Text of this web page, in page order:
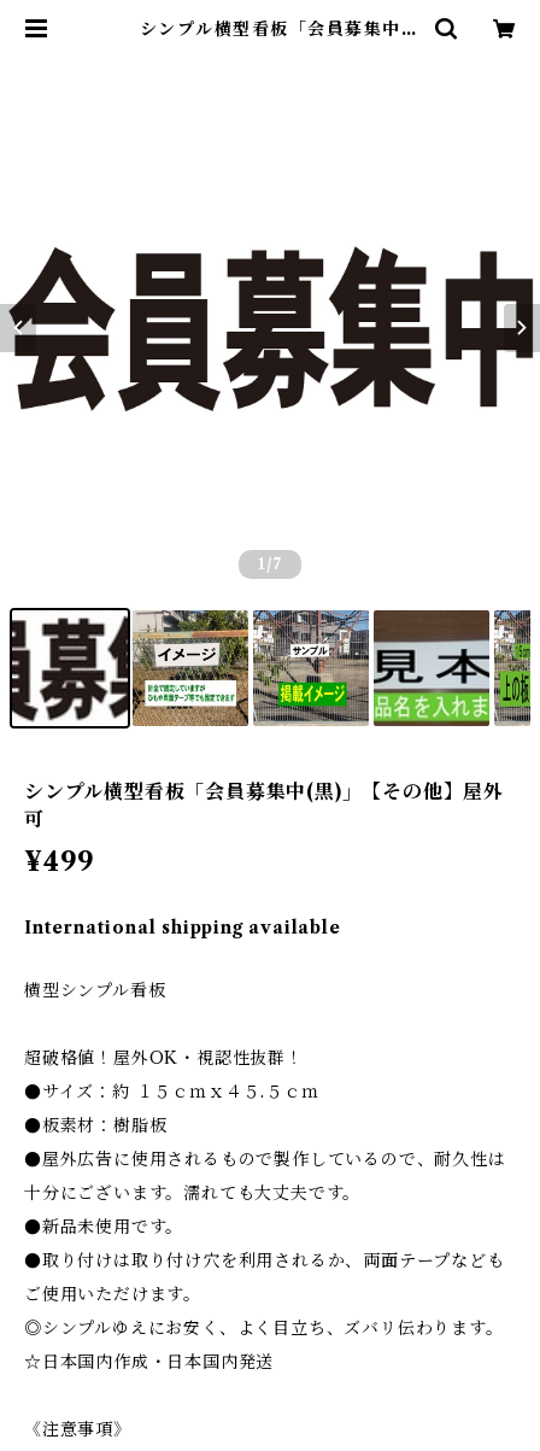
シンプル横型看板「会員募集中
1 /7
シンプル横型看板「会員募集中(黒)」【その他】屋外
可
¥499
International shipping available
横型シンプル看板
超破格値！屋外OK・視認性抜群！
●サイズ：約 １５ｃｍｘ４５.５ｃｍ
●板素材：樹脂板
●屋外広告に使用されるもので製作しているので、耐久性は
十分にございます。濡れても大丈夫です。
●新品未使用です。
●取り付けは取り付け穴を利用されるか、両面テープなども
ご使用いただけます。
◎シンプルゆえにお安く、よく目立ち、ズバリ伝わります。
☆日本国内作成・日本国内発送
《注意事項》